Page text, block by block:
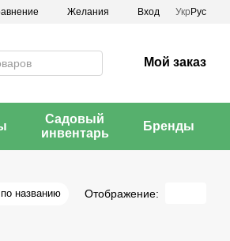
Желания Вход Укр Рус
Мой заказ
Садовый
инвентарь
Бренды
по названию Отображение: